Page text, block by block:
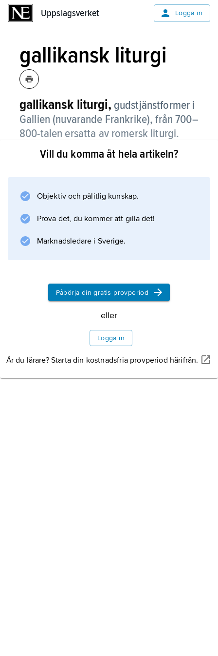
Uppslagsverket Logga in
gallikansk liturgi
gallikansk liturgi, gudstjänstformer i
Gallien (nuvarande Frankrike), från 700–
800-talen ersatta av romersk liturgi.
Språket var latin. De gallikanska liturgierna var
romerskt och östkyrkligt inflytande. Vissa
Vill du komma åt hela artikeln?
Objektiv och pålitlig kunskap.
Prova det, du kommer att gilla det!
Marknadsledare i Sverige.
Påbörja din gratis provperiod
eller
Logga in
Är du lärare? Starta din kostnadsfria provperiod härifrån.